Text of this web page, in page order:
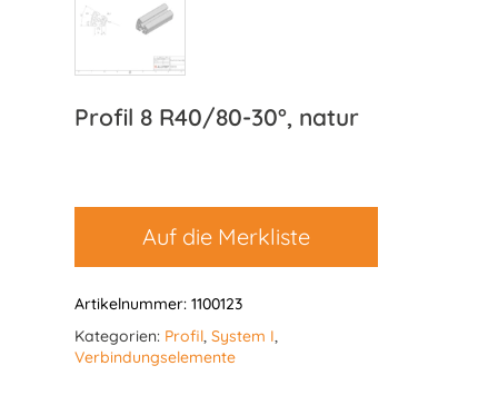
Profil 8 R40/80-30°, natur
Auf die Merkliste
Artikelnummer: 1100123
Kategorien: Profil, System I,
Verbindungselemente